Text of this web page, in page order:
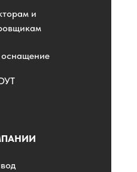
и
оснащение